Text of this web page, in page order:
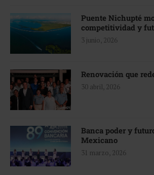
Puente Nichupté
competitividad y
3 junio, 2026
Renovación que
30 abril, 2026
Banca poder y
Mexicano
31 marzo, 2026